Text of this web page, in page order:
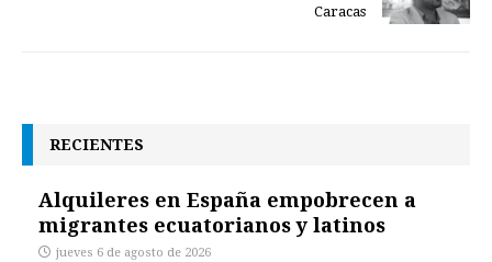
Caracas
RECIENTES
Alquileres en España empobrecen a
migrantes ecuatorianos y latinos
jueves 6 de agosto de 2026